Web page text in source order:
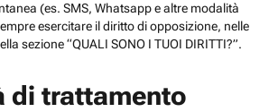
(es. SMS, Whatsapp e altre modalità
esercitare il diritto di opposizione, nelle
sezione “QUALI SONO I TUOI DIRITTI?”.
di trattamento